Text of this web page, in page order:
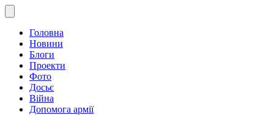
Головна
Новини
Блоги
Проекти
Фото
Досьє
Війна
Допомога армії